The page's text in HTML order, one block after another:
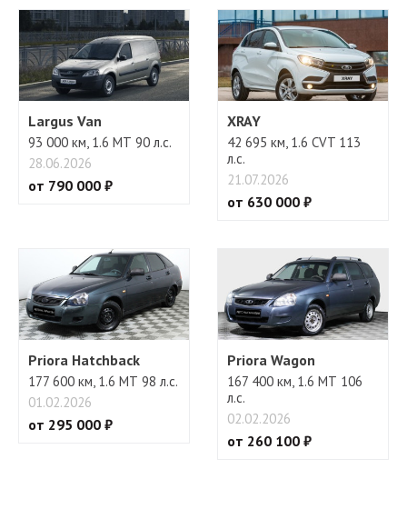
Largus Van
93 000 км, 1.6 МТ 90 л.с.
28.06.2026
от 790 000 ₽
XRAY
42 695 км, 1.6 CVT 113
л.с.
21.07.2026
от 630 000 ₽
Priora Hatchback
177 600 км, 1.6 МТ 98 л.с.
01.02.2026
от 295 000 ₽
Priora Wagon
167 400 км, 1.6 МТ 106
л.с.
02.02.2026
от 260 100 ₽